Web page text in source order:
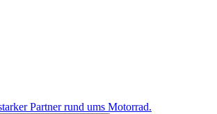
Partner rund ums Motorrad.